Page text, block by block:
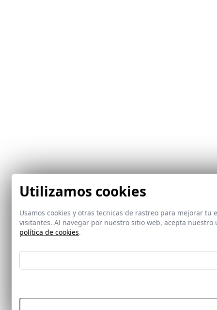
Utilizamos cookies
Usamos cookies y otras tecnicas de rastreo para mejorar
visitantes. Al navegar por nuestro sitio web, acepta
política de cookies.